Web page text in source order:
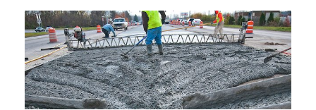
Перейти
содержимому